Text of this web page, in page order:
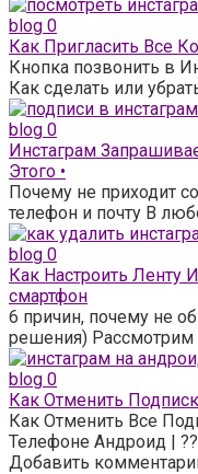
blog 0
Как Пригласить Все
Кнопка позвонить в
Как сделать или
blog 0
Инстаграм
Этого •
Почему не приходит
телефон и почту В
blog 0
Как Настроить Ленту
смартфон
6 причин, почему не
решения) Рассмотрим
blog 0
Как Отменить
Как Отменить Все
Телефоне Андроид |
Добавить